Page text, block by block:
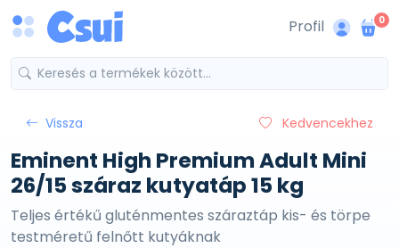
Profil 0
Vissza Kedvencekhez
Eminent High Premium Adult Mini
26/15 száraz kutyatáp 15 kg
Teljes értékű gluténmentes száraztáp kis- és törpe
testméretű felnőtt kutyáknak